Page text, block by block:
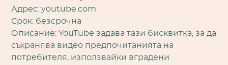
Адрес: youtube.com
Срок: безсрочна
Описание: YouTube задава тази бисквитка, за да
съхранява видео предпочитанията на
потребителя, използвайки вградени